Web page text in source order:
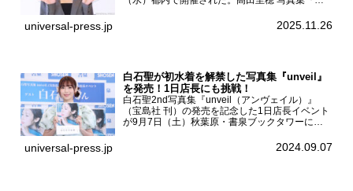
あなたです』(読売テレビ)に出演するなど女優と
universal-press.jp 2025.11.26
白石聖が初水着を解禁した写真集『unveil』
を発売！1日店長にも挑戦！
白石聖2nd写真集『unveil（アンヴェイル）』
（宝島社 刊）の発売を記念した1日店長イベント
が9月7日（土）秋葉原・書泉ブックタワーにて
を記念し1日店長イベントを開催した本写真集は
universal-press.jp 2024.09.07